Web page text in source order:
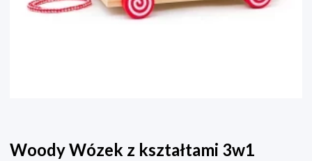
Woody Wózek z kształtami 3w1